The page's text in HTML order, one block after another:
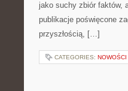
jako suchy zbiór faktów,
publikacje poświęcone
przyszłością, […]
CATEGORIES: